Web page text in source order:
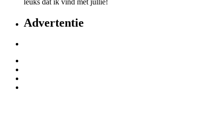
leuks dat ik vind met jullie!
Advertentie